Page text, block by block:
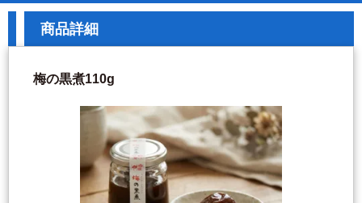
商品詳細
梅の黒煮110g